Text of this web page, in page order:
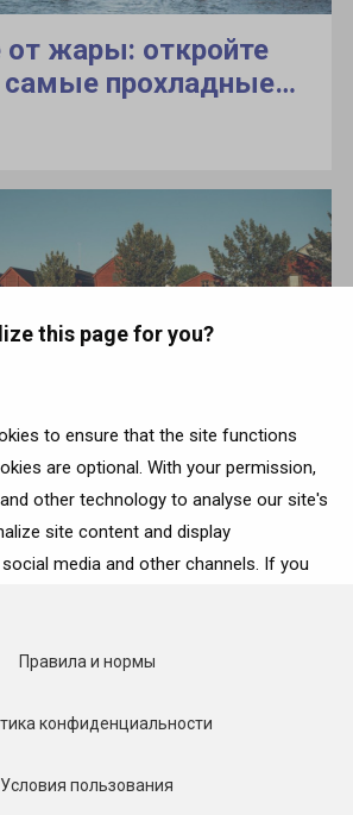
this page for you?
to ensure that the site functions
are optional. With your permission,
other technology to analyse our site's
site content and display
media and other channels. If you
click on “Adjust selection”. To reject
More details can be found on our
от жары: откройте
самые прохладные
для себя Оулу:
жемчужину самой
страны мира
Правила и нормы
конфиденциальности
Условия пользования